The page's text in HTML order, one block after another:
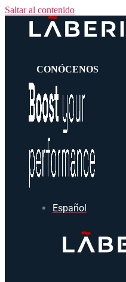
Saltar al contenido
CONÓCENOS
Español